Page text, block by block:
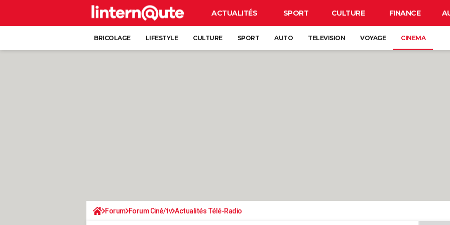
ACTUALITÉS SPORT CULTURE FINANCE
BRICOLAGE LIFESTYLE CULTURE SPORT AUTO TELEVISION VOYAGE CINEMA
Forum Forum Ciné/tv Actualités Télé-Radio